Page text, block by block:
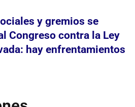
y gremios se
Congreso contra la Ley
hay enfrentamientos